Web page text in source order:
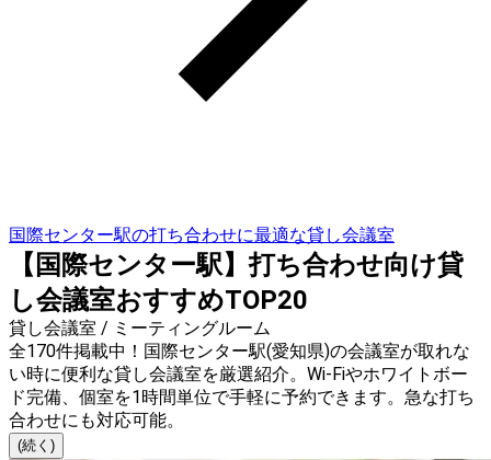
国際センター駅の打ち合わせに最適な貸し会議室
【国際センター駅】打ち合わせ向け貸
し会議室おすすめTOP20
貸し会議室 / ミーティングルーム
全170件掲載中！国際センター駅(愛知県)の会議室が取れな
い時に便利な貸し会議室を厳選紹介。Wi-Fiやホワイトボー
ド完備、個室を1時間単位で手軽に予約できます。急な打ち
合わせにも対応可能。
(続く)